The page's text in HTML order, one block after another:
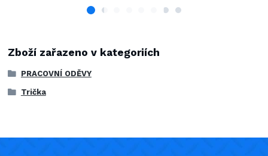
Zboží zařazeno v kategoriích
PRACOVNÍ ODĚVY
Trička